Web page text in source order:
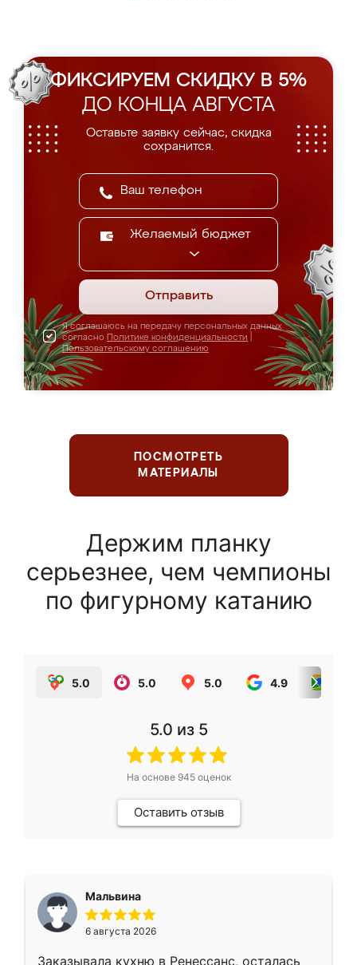
ФИКСИРУЕМ СКИДКУ В 5%
ДО КОНЦА АВГУСТА
Оставьте заявку сейчас, скидка
сохранится.
Желаемый бюджет
Отправить
Я соглашаюсь на передачу персональных данных
согласно Политике конфиденциальности
Пользовательскому соглашению
ПОСМОТРЕТЬ
МАТЕРИАЛЫ
Держим планку
серьезнее, чем чемпионы
по фигурному катанию
5.0 5.0 5.0 4.9
5.0 из 5
На основе 945оценок
Оставить отзыв
Мальвина
6 августа 2026
Заказывала кухню в Ренессанс, осталась